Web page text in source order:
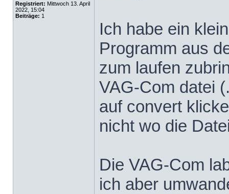
Registriert: Mittwoch 13. April
2022, 15:04
Beiträge: 1
Ich habe ein
Programm aus
zum laufen
VAG-Com datei
auf convert
nicht wo die
Die VAG-Com
ich aber